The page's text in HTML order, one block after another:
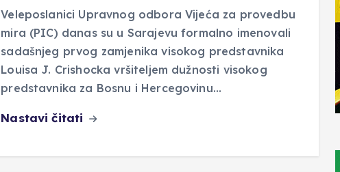
Veleposlanici Upravnog odbora Vijeća za provedbu
mira (PIC) danas su u Sarajevu formalno imenovali
sadašnjeg prvog zamjenika visokog predstavnika
Louisa J. Crishocka vršiteljem dužnosti visokog
predstavnika za Bosnu i Hercegovinu…
Nastavi čitati